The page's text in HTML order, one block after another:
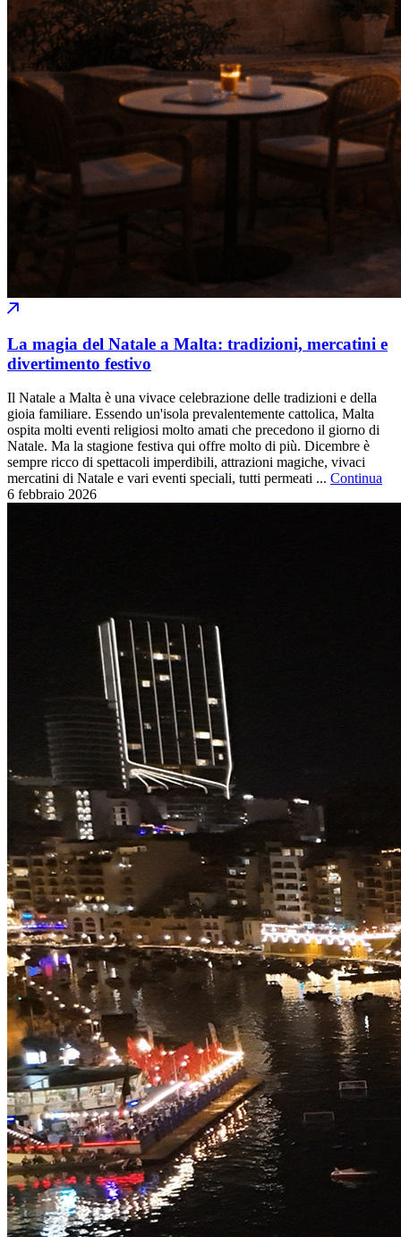
La magia del Natale a Malta: tradizioni, mercatini e
divertimento festivo
Il Natale a Malta è una vivace celebrazione delle tradizioni e della
gioia familiare. Essendo un'isola prevalentemente cattolica, Malta
ospita molti eventi religiosi molto amati che precedono il giorno di
Natale. Ma la stagione festiva qui offre molto di più. Dicembre è
sempre ricco di spettacoli imperdibili, attrazioni magiche, vivaci
mercatini di Natale e vari eventi speciali, tutti permeati ... Continua
6 febbraio 2026